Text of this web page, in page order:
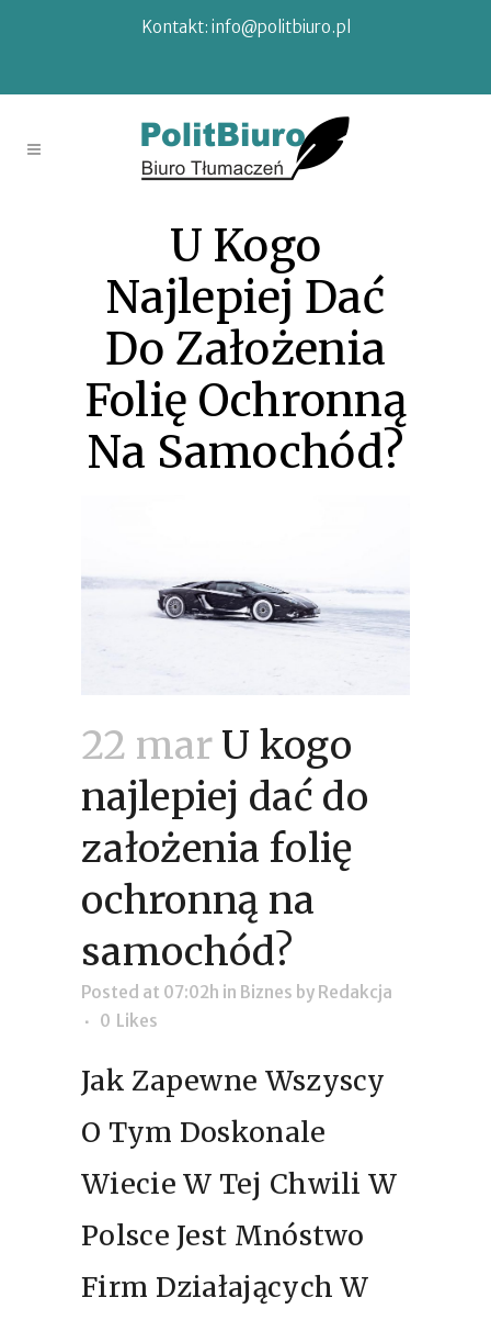
Kontakt: info@politbiuro.pl
U Kogo
Najlepiej Dać
Do Założenia
Folię Ochronną
Na Samochód?
22 marU kogo
najlepiej dać do
założenia folię
ochronną na
samochód?
Posted at 07:02h in Biznes by Redakcja
0 Likes
Jak Zapewne Wszyscy
O Tym Doskonale
Wiecie W Tej Chwili W
Polsce Jest Mnóstwo
Firm Działających W